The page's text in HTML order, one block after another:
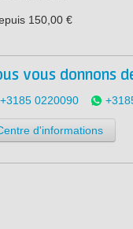
150,00 €
vous donnons
+3185 0220090
d'informations